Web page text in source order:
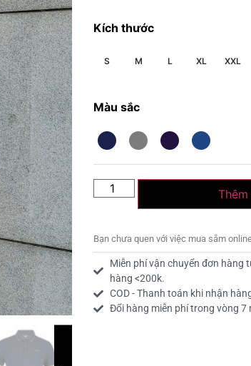
Kích thước
S M L XL XXL
Màu sắc
Bạn chưa quen với việc mua sắm
Miễn phí vận chuyển đơn hàng
hàng <200k.
COD - Thanh toán khi nhận
Đổi hàng miễn phí trong vòng 7